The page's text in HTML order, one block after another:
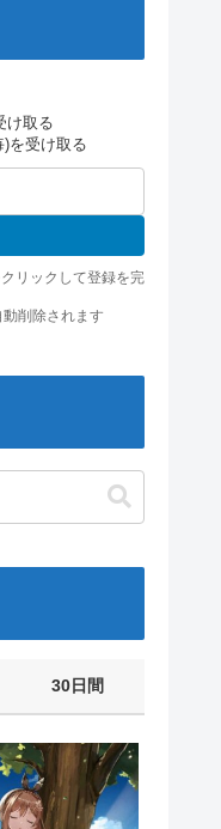
け取る
を受け取る
リックして登録を完
削除されます
30日間